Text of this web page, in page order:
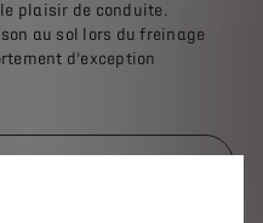
plaisir de conduite.
au sol lors du freinage
d’exception